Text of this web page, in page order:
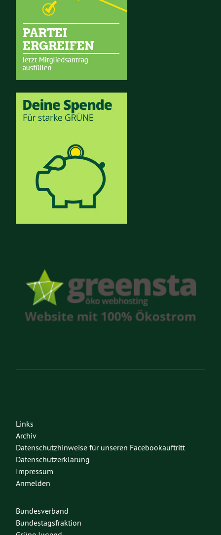
Links
Archiv
Datenschutzhinweise für unseren Facebookauftritt
Datenschutzerklärung
Impressum
Anmelden
Bundesverband
Bundestagsfraktion